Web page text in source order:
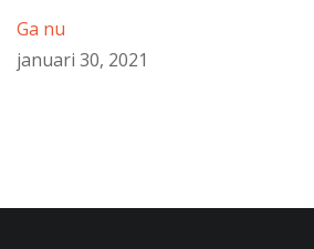
Ga nu
januari 30, 2021